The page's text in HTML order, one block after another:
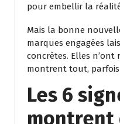
pour embellir la
Mais la bonne
marques engagées
concrètes. Elles n’ont
montrent tout, parfois
Les 6
montrent